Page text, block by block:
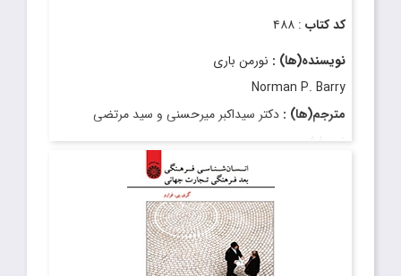
کد کتاب : ۴۸۸
نویسنده(ها) : نورمن باری
Norman P. Barry
مترجم(ها) : دکتر سیداکبر میرحسنی و سید مرتضی
نوربخش
: فروردین ۱۳۹۳